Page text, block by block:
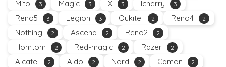
Mito 3 Magic 3 X 3 Icherry 3
Reno5 3 Legion 3 Oukitel 2 Reno4 2
Nothing 2 Ascend 2 Reno2 2
Homtom 2 Red-magic 2 Razer 2
Alcatel 2 Aldo 2 Nord 2 Camon 2